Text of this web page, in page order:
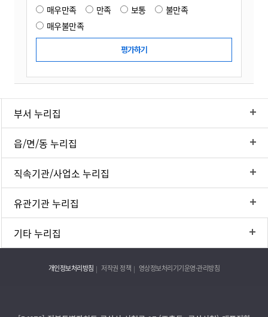
매우만족 만족 보통
불만족
매우불만족
부서 누리집
읍/면/동 누리집
직속기관/사업소 누리집
유관기관 누리집
기타 누리집
개인정보처리방침 저작권 정책 영상정보처리기기운영·관리방침